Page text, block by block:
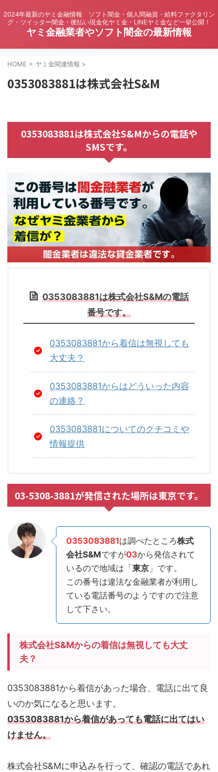
2024年最新のヤミ金融情報 ソフト闇金・個人間融資・給料ファクタリン
グ・ツイッター闇金・後払い現金化ヤミ金・LINEヤミ金など一挙公開！
ヤミ金融業者やソフト闇金の最新情報
HOME > ヤミ金関連情報 >
0353083881は株式会社S&M
0353083881は株式会社S&Mからの電話や
SMSです。
0353083881は株式会社S&Mの電話
番号です。
0353083881から着信は無視しても
大丈夫？
0353083881からはどういった内容
の連絡？
0353083881についてのクチコミや
情報提供
03-5308-3881が発信された場所は東京です。
0353083881は調べたところ株式
会社S&Mですが03から発信されて
いるので地域は「 東京 」です。
この番号は違法な金融業者が利用し
ている電話番号のようですので注意
して下さい。
株式会社S&Mからの着信は無視しても大丈
夫？
0353083881から着信があった場合、電話に出て良
いのか気になると思います。
0353083881から着信があっても電話に出てはい
けません。
株式会社S&Mに申込みを行って、確認の電話であれ